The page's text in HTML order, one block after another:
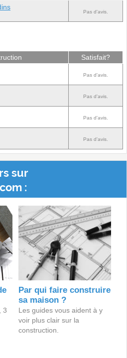
Pas d'avis.
Satisfait?
Pas d'avis.
Pas d'avis.
Pas d'avis.
Pas d'avis.
sur
:
3
Par qui faire construire
sa maison ?
Les guides vous aident à y
voir plus clair sur la
construction.